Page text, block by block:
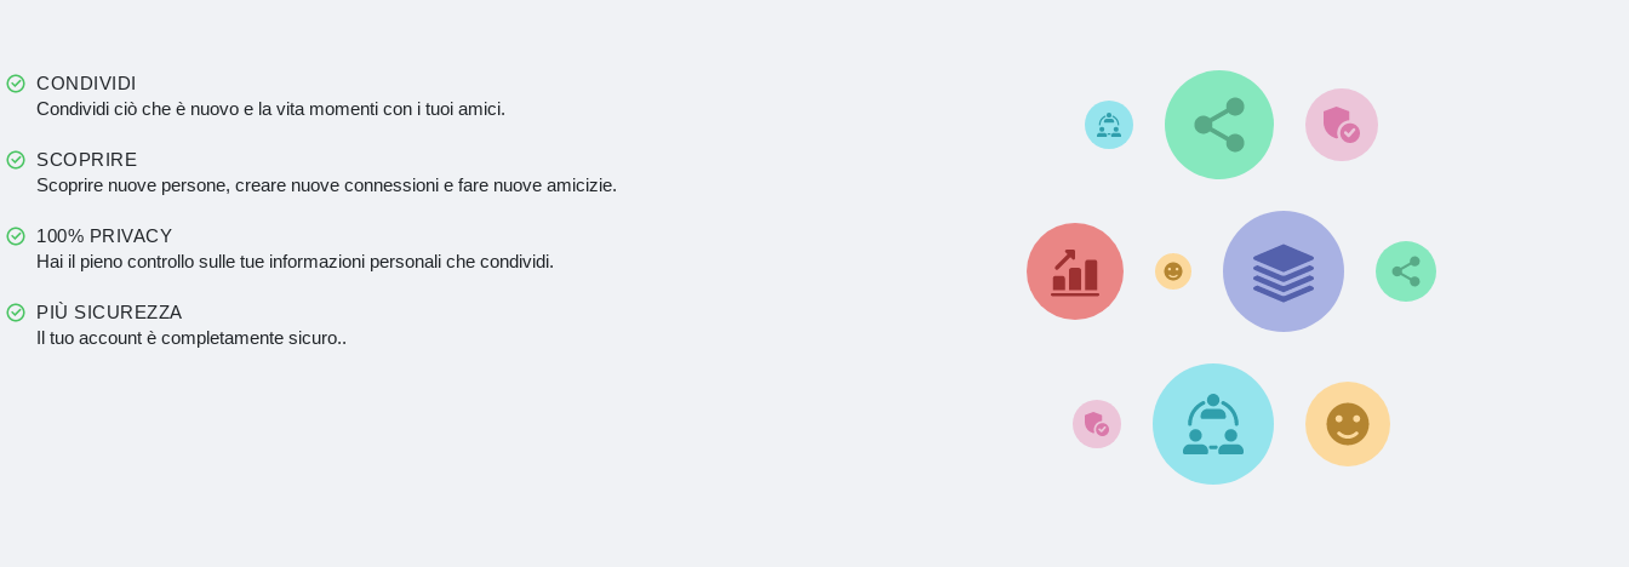
CONDIVIDI
Condividi ciò che è nuovo e la vita momenti con i tuoi amici.
SCOPRIRE
Scoprire nuove persone, creare nuove connessioni e fare nuove amicizie.
100% PRIVACY
Hai il pieno controllo sulle tue informazioni personali che condividi.
PIÙ SICUREZZA
Il tuo account è completamente sicuro..